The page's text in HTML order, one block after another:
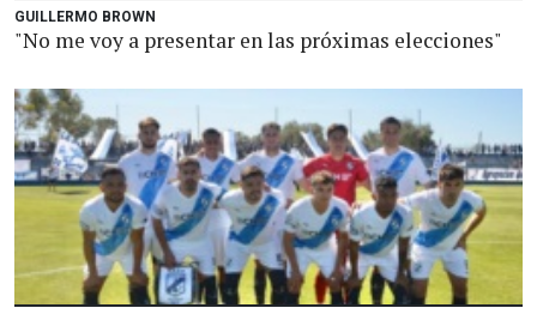
GUILLERMO BROWN
"No me voy a presentar en las próximas elecciones"